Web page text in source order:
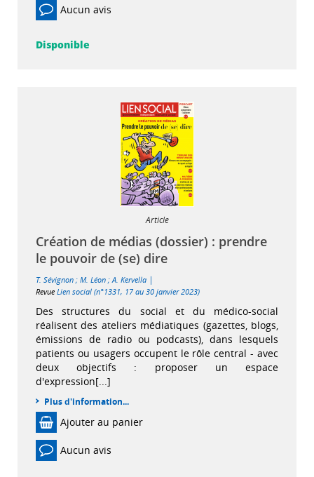
Aucun avis
Disponible
Article
Création de médias (dossier) : prendre
le pouvoir de (se) dire
T. Sévignon ; M. Léon ; A. Kervella |
Revue Lien social (n°1331, 17 au 30 janvier 2023)
Des structures du social et du médico-social
réalisent des ateliers médiatiques (gazettes, blogs,
émissions de radio ou podcasts), dans lesquels
patients ou usagers occupent le rôle central - avec
deux objectifs : proposer un espace
d'expression[...]
Plus d'information...
Ajouter au panier
Aucun avis